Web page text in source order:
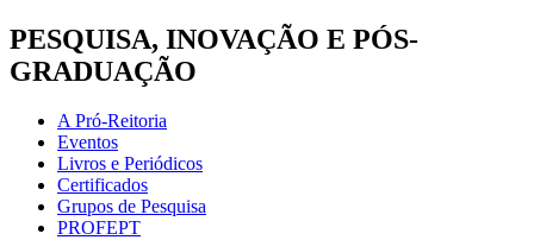
PESQUISA, INOVAÇÃO E PÓS-
GRADUAÇÃO
A Pró-Reitoria
Eventos
Livros e Periódicos
Certificados
Grupos de Pesquisa
PROFEPT